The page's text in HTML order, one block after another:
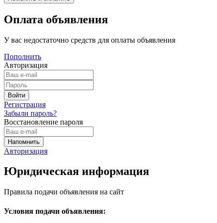
Оплата объявления
У вас недостаточно средств для оплаты объявления
Пополнить
Авторизация
Регистрация
Забыли пароль?
Восстановление пароля
Авторизация
Юридическая информация
Правила подачи объявления на сайт
Условия подачи объявления: